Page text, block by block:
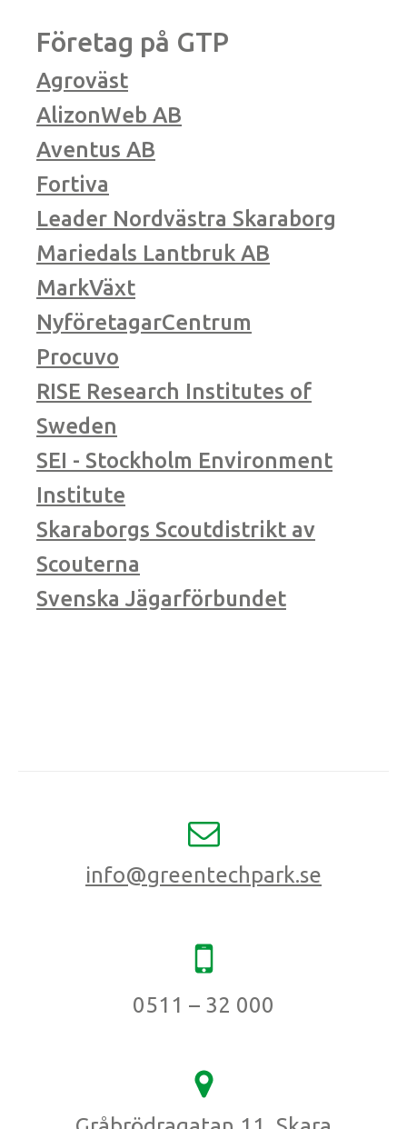
Företag på GTP
Agroväst
AlizonWeb AB
Aventus AB
Fortiva
Leader Nordvästra Skaraborg
Mariedals Lantbruk AB
MarkVäxt
NyföretagarCentrum
Procuvo
RISE Research Institutes of
Sweden
SEI - Stockholm Environment
Institute
Skaraborgs Scoutdistrikt av
Scouterna
Svenska Jägarförbundet
info@greentechpark.se
0511 – 32 000